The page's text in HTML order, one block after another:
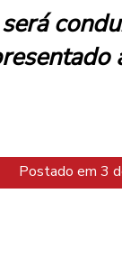
Postado em 3